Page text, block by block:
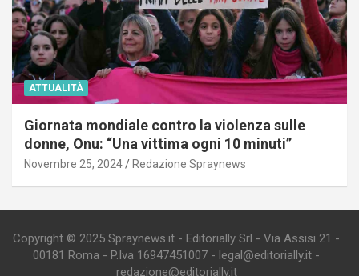
ATTUALITÀ
Giornata mondiale contro la violenza sulle
donne, Onu: “Una vittima ogni 10 minuti”
Novembre 25, 2024 Redazione Spraynews
Copyright © 2025 Spraynews.it - Editorially Srl - Via Assisi 21 -
00181 Roma - P.Iva 16947451007 - legal@editorially.it -
redazione@editorially.it